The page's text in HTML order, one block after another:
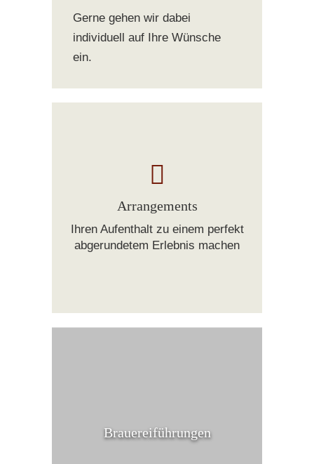
Gerne gehen wir dabei
individuell auf Ihre Wünsche
ein.
Arrangements
Ihren Aufenthalt zu einem perfekt
abgerundetem Erlebnis machen
Brauereiführungen